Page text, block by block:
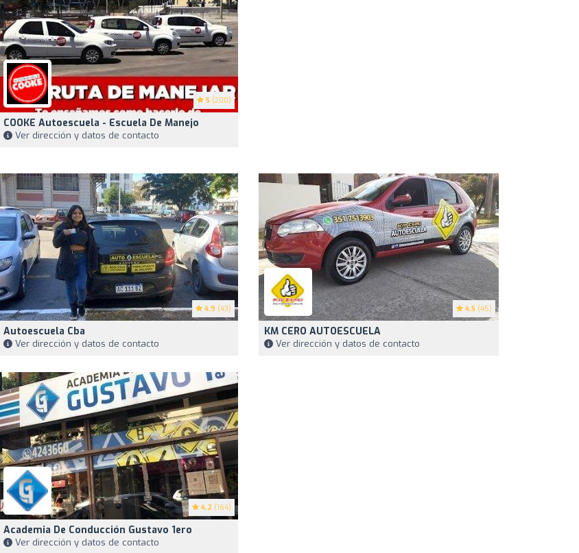
5 (200)
COOKE Autoescuela - Escuela De Manejo
Ver dirección y datos de contacto
4.9 (43)
Autoescuela Cba
Ver dirección y datos de contacto
4.5 (45)
KM CERO AUTOESCUELA
Ver dirección y datos de contacto
4.2 (164)
Academia De Conducción Gustavo 1ero
Ver dirección y datos de contacto